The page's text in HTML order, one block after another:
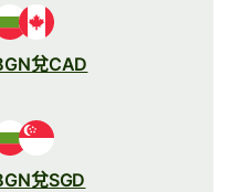
兌CAD
兌SGD